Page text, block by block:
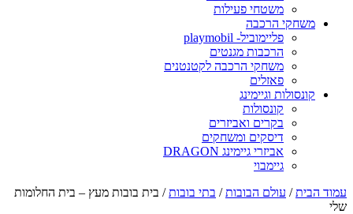
משטחי פעילות
משחקי הרכבה
פליימוביל- playmobil
הרכבות מגנטים
משחקי הרכבה לקטנטנים
פאזלים
קונסולות וגיימינג
קונסולות
בקרים ואביזרים
דיסקים ומשחקים
אביזרי גיימינג DRAGON
גיימבוי
הבית/עולם הבובות/בתי בובות/ בית בובות מעץ – בית החלומות